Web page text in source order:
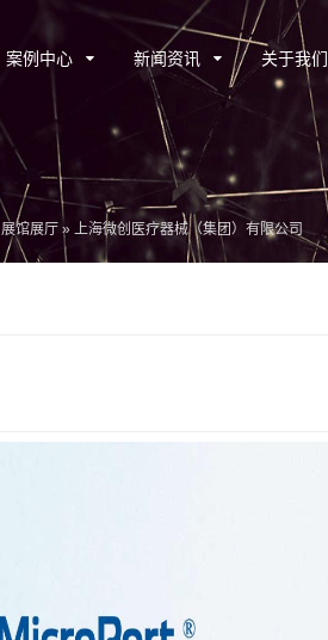
案例中心 新闻资讯 关于我们
展馆展厅 » 上海微创医疗器械（集团）有限公司